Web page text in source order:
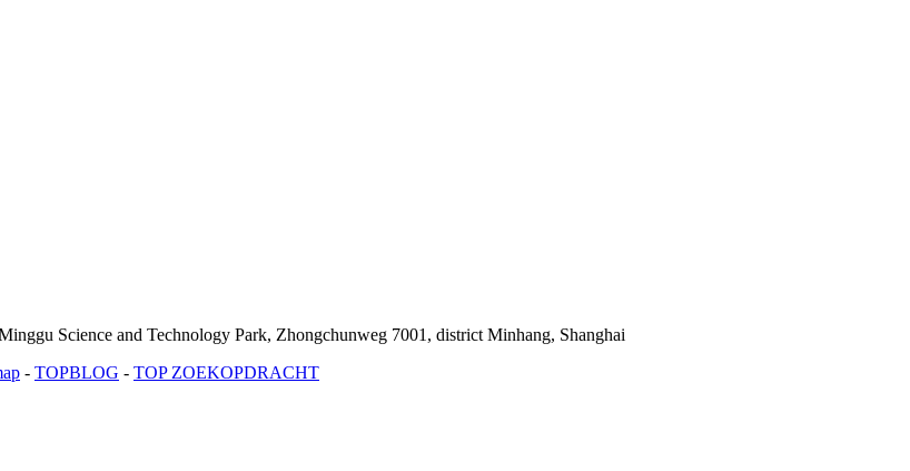
Science and Technology Park, Zhongchunweg 7001, district Minhang, Shanghai
- TOPBLOG - TOP ZOEKOPDRACHT